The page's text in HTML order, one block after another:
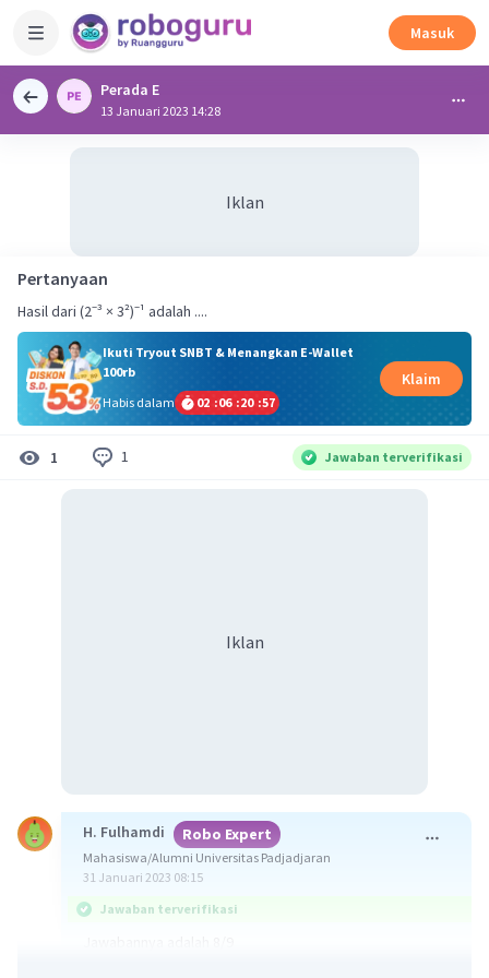
Masuk
Perada E
13 Januari 2023 14:28
Iklan
Pertanyaan
Hasil dari (2⁻³ × 3²)⁻¹ adalah ....
Ikuti Tryout SNBT & Menangkan E-Wallet
100rb
Habis dalam
02 :06 :20 :57
Klaim
1 1 Jawaban terverifikasi
Iklan
H. Fulhamdi Robo Expert
Mahasiswa/Alumni Universitas Padjadjaran
31 Januari 2023 08:15
Jawaban terverifikasi